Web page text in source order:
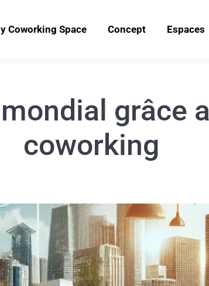
Coworking Space Concept Espaces
grâce
coworking